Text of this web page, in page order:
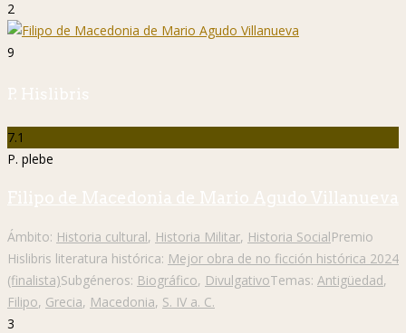
2
9
P. Hislibris
7.1
P. plebe
Filipo de Macedonia de Mario Agudo Villanueva
Ámbito: Historia cultural, Historia Militar, Historia SocialPremio
Hislibris literatura histórica: Mejor obra de no ficción histórica 2024
(finalista)Subgéneros: Biográfico, DivulgativoTemas: Antigüedad,
Filipo, Grecia, Macedonia, S. IV a. C.
3